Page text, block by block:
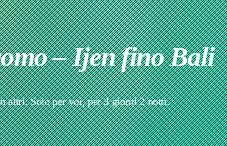
– Ijen fino Bali
altri. Solo per voi, per 3 giorni 2 notti.